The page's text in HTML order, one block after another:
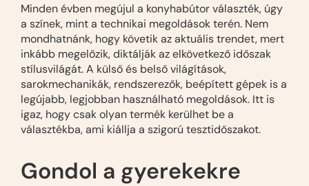
Minden évben megújul a konyhabútor választék, úgy
a színek, mint a technikai megoldások terén. Nem
mondhatnánk, hogy követik az aktuális trendet, mert
inkább megelőzik, diktálják az elkövetkező időszak
stílusvilágát. A külső és belső világítások,
sarokmechanikák, rendszerezők, beépített gépek is a
legújabb, legjobban használható megoldások. Itt is
igaz, hogy csak olyan termék kerülhet be a
választékba, ami kiállja a szigorú tesztidőszakot.
Gondol a gyerekekre